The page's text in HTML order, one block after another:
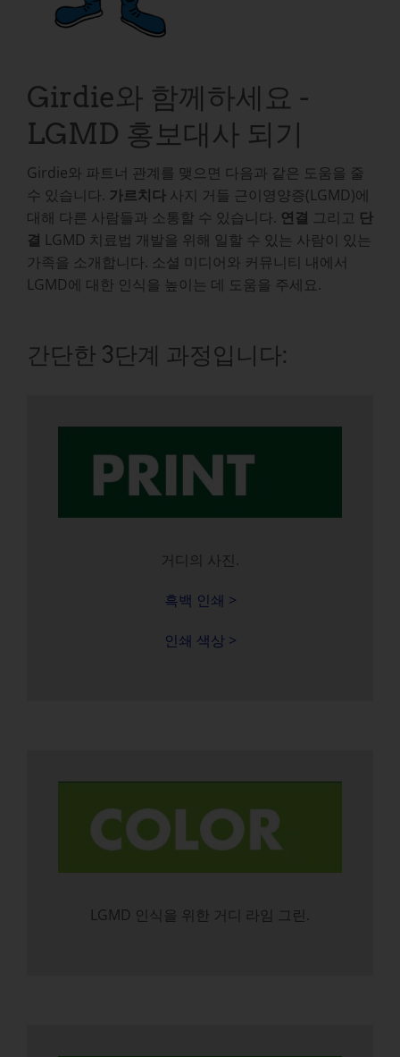
Girdie와 함께하세요 -
LGMD 홍보대사 되기
Girdie와 파트너 관계를 맺으면 다음과 같은 도움을 줄
수 있습니다. 가르치다사지 거들 근이영양증(LGMD)에
대해 다른 사람들과 소통할 수 있습니다. 연결 그리고 단
결 LGMD 치료법 개발을 위해 일할 수 있는 사람이 있는
가족을 소개합니다. 소셜 미디어와 커뮤니티 내에서
LGMD에 대한 인식을 높이는 데 도움을 주세요.
간단한 3단계 과정입니다:
거디의 사진.
흑백 인쇄 >
인쇄 색상 >
LGMD 인식을 위한 거디 라임 그린.